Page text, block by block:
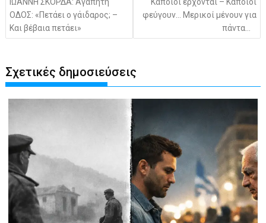
ΟΔΟΣ: «Πετάει ο γάιδαρος; –
Και βέβαια πετάει»
φεύγουν… Μερικοί μένουν για
πάντα…
Σχετικές δημοσιεύσεις